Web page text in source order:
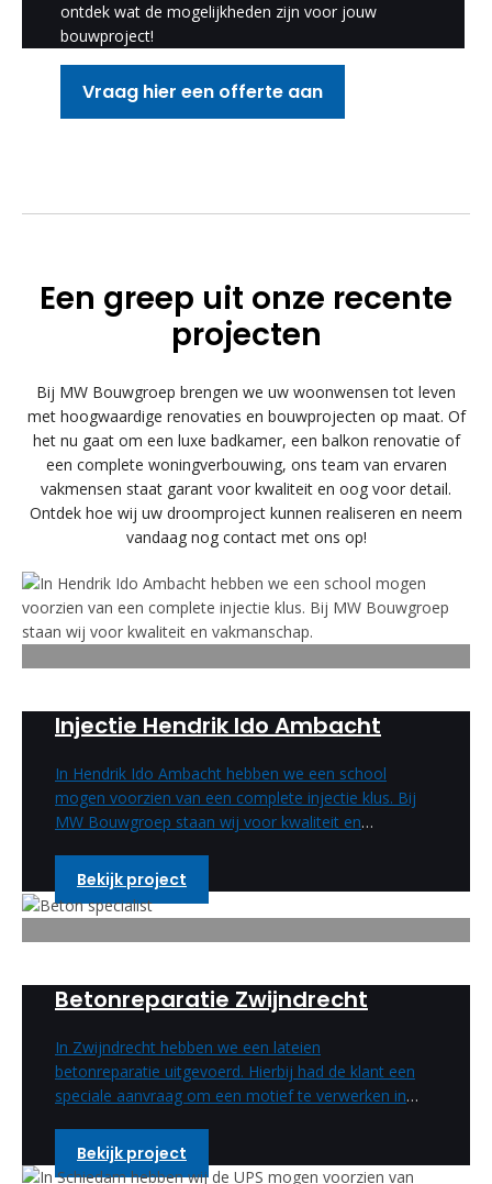
ontdek wat de mogelijkheden zijn voor jouw
bouwproject!
Vraag hier een offerte aan
Een greep uit onze recente
projecten
Bij MW Bouwgroep brengen we uw woonwensen tot leven
met hoogwaardige renovaties en bouwprojecten op maat. Of
het nu gaat om een luxe badkamer, een balkon renovatie of
een complete woningverbouwing, ons team van ervaren
vakmensen staat garant voor kwaliteit en oog voor detail.
Ontdek hoe wij uw droomproject kunnen realiseren en neem
vandaag nog contact met ons op!
Injectie Hendrik Ido Ambacht
In Hendrik Ido Ambacht hebben we een school
mogen voorzien van een complete injectie klus. Bij
MW Bouwgroep staan wij voor kwaliteit en
Bekijk project
Betonreparatie Zwijndrecht
In Zwijndrecht hebben we een lateien
betonreparatie uitgevoerd. Hierbij had de klant een
speciale aanvraag om een motief te verwerken in
uitgevoerd en is een enorm mooi resultaat
geworden.
Bekijk project